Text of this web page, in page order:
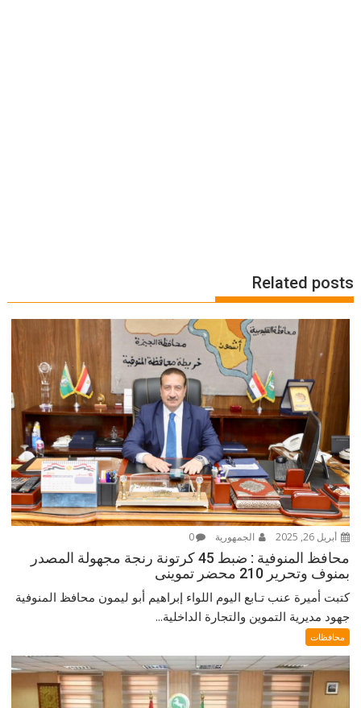
Related posts
أبريل 26, 2025 الجمهورية 0
محافظ المنوفية : ضبط 45 كرتونة رنجة مجهولة المصدر
بمنوف وتحرير 210 محضر تموينى
كتبت أميرة عنب تـابع اليوم اللواء إبراهيم أبو ليمون محافظ المنوفية
جهود مديرية التموين والتجارة الداخلية...
محافظات